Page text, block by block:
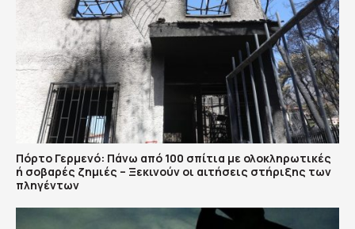
Πόρτο Γερμενό: Πάνω από 100 σπίτια με ολοκληρωτικές
ή σοβαρές ζημιές – Ξεκινούν οι αιτήσεις στήριξης των
πληγέντων